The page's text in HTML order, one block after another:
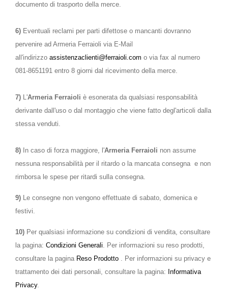
documento di trasporto della merce.
6) Eventuali reclami per parti difettose o mancanti dovranno
pervenire ad Armeria Ferraioli via E-Mail
all'indirizzo assistenzaclienti@ferraioli.com o via fax al numero
081-8651191 entro 8 giorni dal ricevimento della merce.
7) L'Armeria Ferraioli è esonerata da qualsiasi responsabilità
derivante dall'uso o dal montaggio che viene fatto degl'articoli dalla
stessa venduti.
8) In caso di forza maggiore, l'Armeria Ferraioli non assume
nessuna responsabilità per il ritardo o la mancata consegna e non
rimborsa le spese per ritardi sulla consegna.
9) Le consegne non vengono effettuate di sabato, domenica e
festivi.
10) Per qualsiasi informazione su condizioni di vendita, consultare
la pagina: Condizioni Generali. Per informazioni su reso prodotti,
consultare la pagina Reso Prodotto . Per informazioni su privacy e
trattamento dei dati personali, consultare la pagina: Informativa
Privacy.